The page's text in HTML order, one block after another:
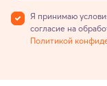
Я принимаю
согласие на
Политикой